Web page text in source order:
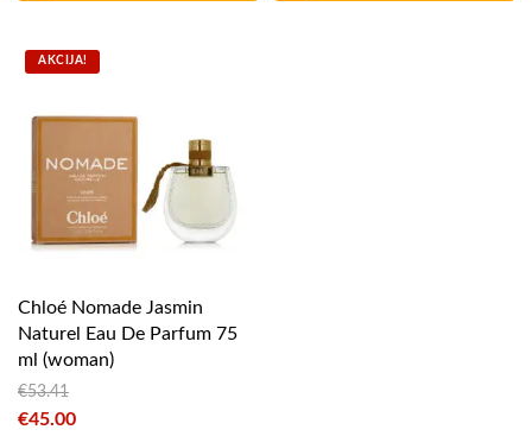
AKCIJA!
Chloé Nomade Jasmin
Naturel Eau De Parfum 75
ml (woman)
€53.41
Original price was: €53.41.
€45.00